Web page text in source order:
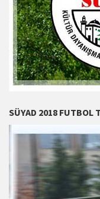
SÜYAD 2018 FUTBOL